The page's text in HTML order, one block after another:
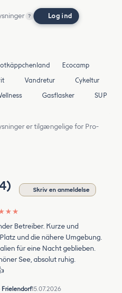
? Log ind
Ecocamp
Vandretur
Cykeltur
Gasflasker SUP
er tilgængelige for Pro-
Skriv en anmeldelse
★ ★
Betreiber. Kurze und
und die nähere Umgebung.
für eine Nacht geblieben.
See, absolut ruhig.
Frielendorf15.07.2026